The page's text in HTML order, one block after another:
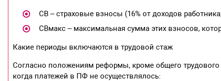
СВ – страховые взносы (16% от доходов
СВмакс – максимальная сумма этих взносов,
Какие периоды включаются в трудовой стаж
Согласно положениям реформы, кроме общего
когда платежей в ПФ не осуществлялось: